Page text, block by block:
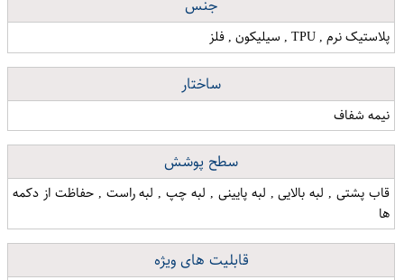
جنس
پلاستیک نرم , TPU , سیلیکون , فلز
ساختار
نیمه شفاف
سطح پوشش
قاب پشتی , لبه بالایی , لبه پایینی , لبه چپ , لبه راست , حفاظت از دکمه
ها
قابلیت های ویژه